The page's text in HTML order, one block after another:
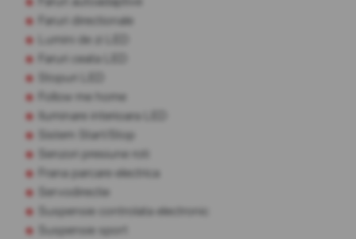
Faruri directionale
Lumini de zi LED
Faruri ceata LED
Stopuri LED
Follow me home
Iluminare interioara LED
Sistem Start/Stop
Senzori presiune roti
Frana parcare electrica
Servodirectie
Suspensie controlata electronic
Suspensie sport